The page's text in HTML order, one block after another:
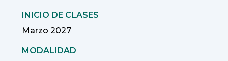
INICIO DE CLASES
Marzo 2027
MODALIDAD